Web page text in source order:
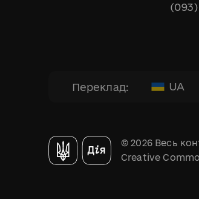
Переклад: UA
© 2026 Весь
Creative